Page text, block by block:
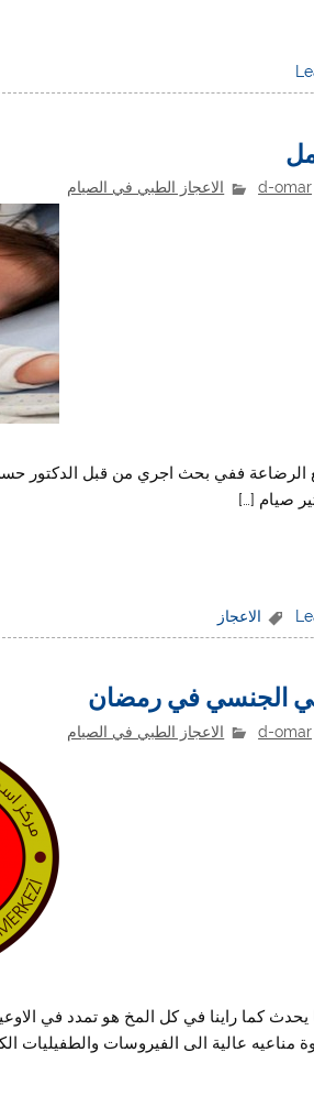
d-omar الاعجاز الطبي في الصيام
الرضاعة ففي بحث اجري من قبل الدكتور
الاعجاز
الجنسي في رمضان
d-omar الاعجاز الطبي في الصيام
كما راينا في كل المخ هو تمدد في
عالية الى الفيروسات والطفيليات